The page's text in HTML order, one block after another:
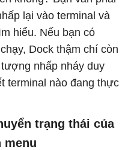
lại vào terminal và
hiểu. Nếu bạn có
Dock thậm chí còn
nhấp nháy duy
terminal nào đang thực
trạng thái của
menu